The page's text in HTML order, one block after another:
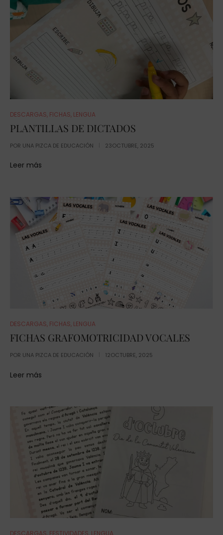
DESCARGAS, FICHAS, LENGUA
PLANTILLAS DE DICTADOS
POR UNA PIZCA DE EDUCACIÓN 23OCTUBRE, 2025
Leer más
DESCARGAS, FICHAS, LENGUA
FICHAS GRAFOMOTRICIDAD VOCALES
POR UNA PIZCA DE EDUCACIÓN 12OCTUBRE, 2025
Leer más